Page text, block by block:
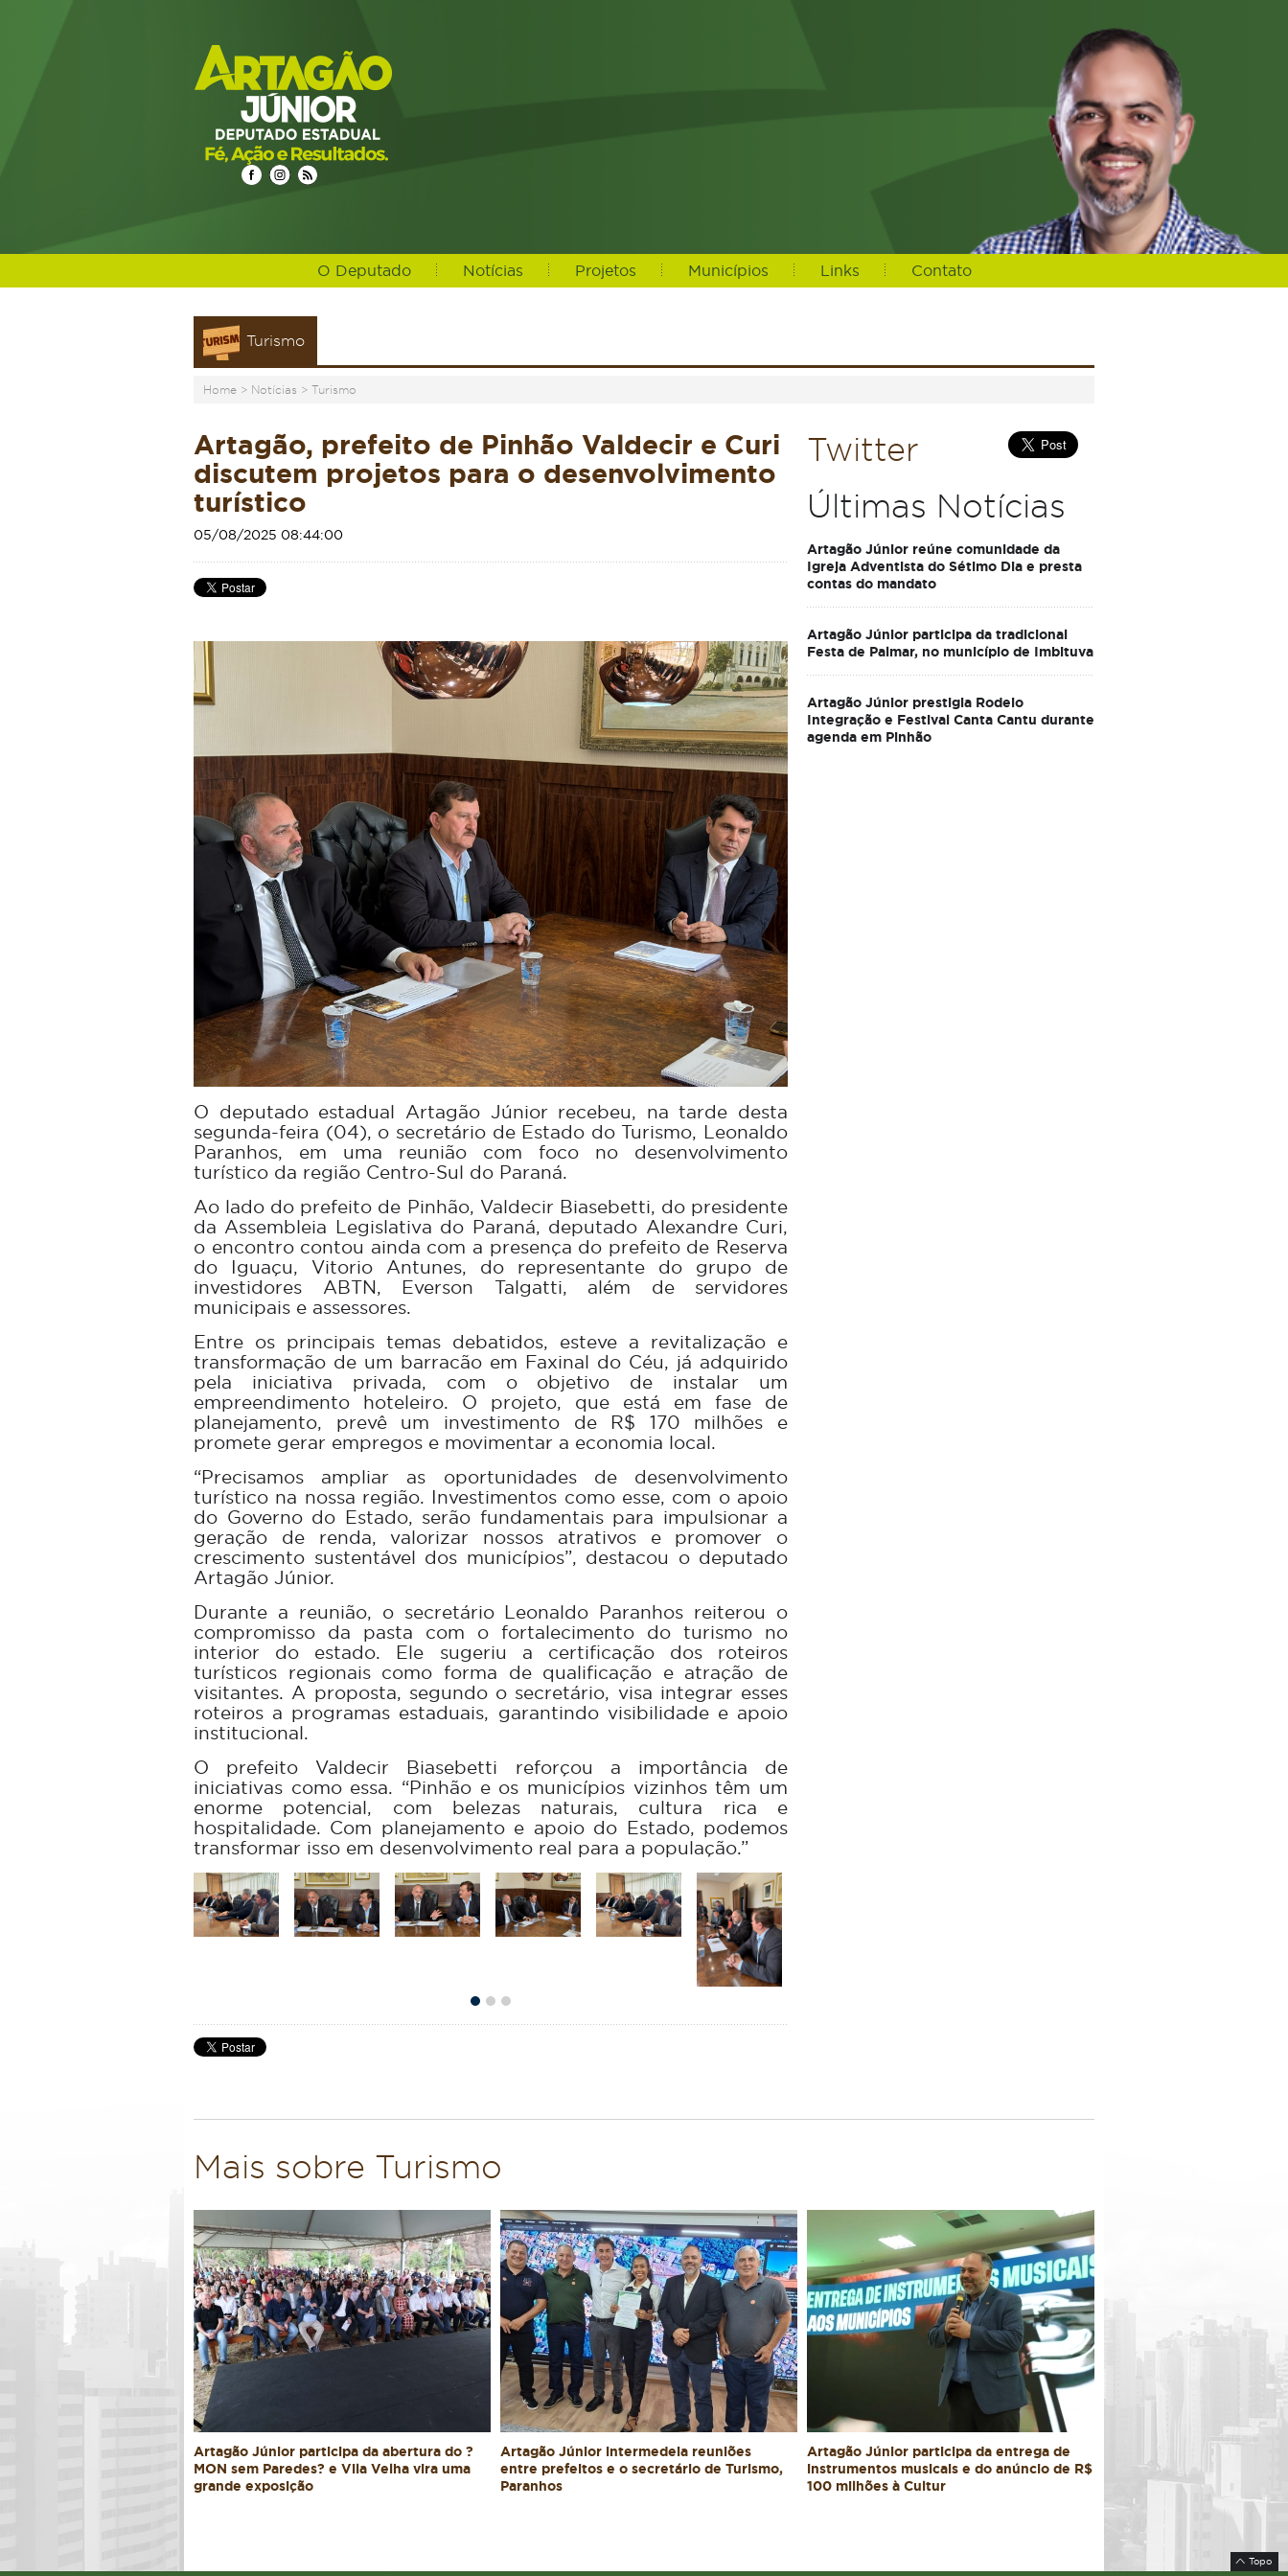
O Deputado Notícias Projetos Municípios Links Contato
Turismo
Home > Notícias > Turismo
Artagão, prefeito de Pinhão Valdecir e Curi
discutem projetos para o desenvolvimento
turístico
05/08/2025 08:44:00
O deputado estadual Artagão Júnior recebeu, na tarde desta
segunda-feira (04), o secretário de Estado do Turismo, Leonaldo
Paranhos, em uma reunião com foco no desenvolvimento
turístico da região Centro-Sul do Paraná.
Ao lado do prefeito de Pinhão, Valdecir Biasebetti, do presidente
da Assembleia Legislativa do Paraná, deputado Alexandre Curi,
o encontro contou ainda com a presença do prefeito de Reserva
do Iguaçu, Vitorio Antunes, do representante do grupo de
investidores ABTN, Everson Talgatti, além de servidores
municipais e assessores.
Entre os principais temas debatidos, esteve a revitalização e
transformação de um barracão em Faxinal do Céu, já adquirido
pela iniciativa privada, com o objetivo de instalar um
empreendimento hoteleiro. O projeto, que está em fase de
planejamento, prevê um investimento de R$ 170 milhões e
promete gerar empregos e movimentar a economia local.
“Precisamos ampliar as oportunidades de desenvolvimento
turístico na nossa região. Investimentos como esse, com o apoio
do Governo do Estado, serão fundamentais para impulsionar a
geração de renda, valorizar nossos atrativos e promover o
crescimento sustentável dos municípios”, destacou o deputado
Artagão Júnior.
Durante a reunião, o secretário Leonaldo Paranhos reiterou o
compromisso da pasta com o fortalecimento do turismo no
interior do estado. Ele sugeriu a certificação dos roteiros
turísticos regionais como forma de qualificação e atração de
visitantes. A proposta, segundo o secretário, visa integrar esses
roteiros a programas estaduais, garantindo visibilidade e apoio
institucional.
O prefeito Valdecir Biasebetti reforçou a importância de
iniciativas como essa. “Pinhão e os municípios vizinhos têm um
enorme potencial, com belezas naturais, cultura rica e
hospitalidade. Com planejamento e apoio do Estado, podemos
transformar isso em desenvolvimento real para a população.”
Twitter
Últimas Notícias
Artagão Júnior reúne comunidade da
Igreja Adventista do Sétimo Dia e presta
contas do mandato
Artagão Júnior participa da tradicional
Festa de Palmar, no município de Imbituva
Artagão Júnior prestigia Rodeio
Integração e Festival Canta Cantu durante
agenda em Pinhão
Mais sobre Turismo
Artagão Júnior participa da abertura do ?
MON sem Paredes? e Vila Velha vira uma
grande exposição
Artagão Júnior intermedeia reuniões
entre prefeitos e o secretário de Turismo,
Paranhos
Artagão Júnior participa da entrega de
instrumentos musicais e do anúncio de R$
100 milhões à Cultur
Topo